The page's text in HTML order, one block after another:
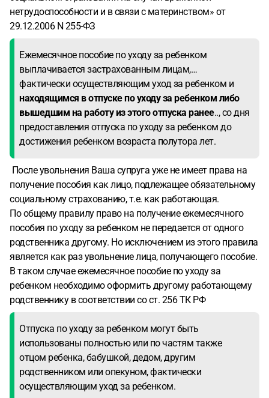
нетрудоспособности и в связи с материнством» от
29.12.2006 N 255-ФЗ
Ежемесячное пособие по уходу за ребенком
выплачивается застрахованным лицам,…
фактически осуществляющим уход за ребенком и
находящимся в отпуске по уходу за ребенком либо
вышедшим на работу из этого отпуска ранее.., со дня
предоставления отпуска по уходу за ребенком до
достижения ребенком возраста полутора лет.
После увольнения Ваша супруга уже не имеет права на
получение пособия как лицо, подлежащее обязательному
социальному страхованию, т.е. как работающая.
По общему правилу право на получение ежемесячного
пособия по уходу за ребенком не передается от одного
родственника другому. Но исключением из этого правила
является как раз увольнение лица, получающего пособие.
В таком случае ежемесячное пособие по уходу за
ребенком необходимо оформить другому работающему
родственнику в соответствии со ст. 256 ТК РФ
Отпуска по уходу за ребенком могут быть
использованы полностью или по частям также
отцом ребенка, бабушкой, дедом, другим
родственником или опекуном, фактически
осуществляющим уход за ребенком.